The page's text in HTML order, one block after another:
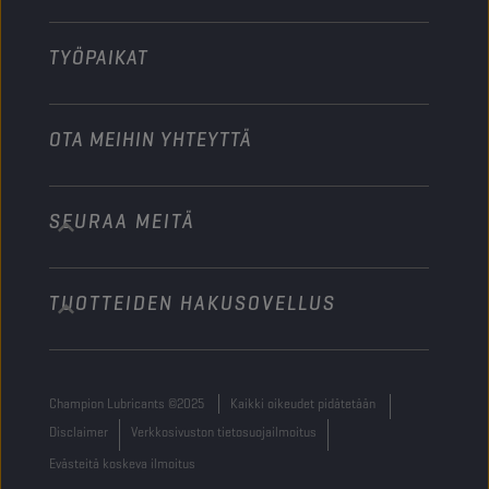
TYÖPAIKAT
OTA MEIHIN YHTEYTTÄ
info@championlubes.com
+32 3 870 00 20
Georges Gilliotstraat, 52 2620 Hemiksem
SEURAA MEITÄ
TUOTTEIDEN HAKUSOVELLUS
Champion Lubricants ©2025
Kaikki oikeudet pidätetään
Disclaimer
Verkkosivuston tietosuojailmoitus
Evästeitä koskeva ilmoitus